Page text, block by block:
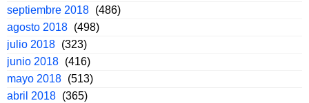
septiembre 2018 (486)
agosto 2018 (498)
julio 2018 (323)
junio 2018 (416)
mayo 2018 (513)
abril 2018 (365)